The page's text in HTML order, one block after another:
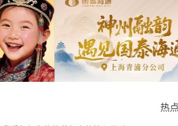
众08 KOL摄影制作项目提供
音乐版权
为欣旺达武汉商用
热